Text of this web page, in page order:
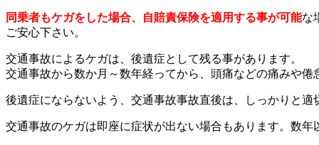
同乗者もケガをした場合、自賠責保険を適用する事が可能な
ご安心下さい。
交通事故によるケガは、後遺症として残る事があります。
交通事故から数か月～数年経ってから、頭痛などの痛みや
後遺症にならないよう、交通事故事故直後は、しっかりと適
交通事故のケガは即座に症状が出ない場合もあります。数